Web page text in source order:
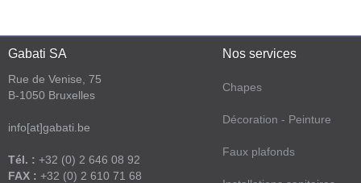
Gabati SA
Rue de Venise, 75
B-1050 Bruxelles
info[at]gabati.be
Tél. : +32 (0) 2 646 08 92
FAX : +32 (0) 2 610 71 68
Nos services
Chapes
Décoration - Peinture
Faux plafonds